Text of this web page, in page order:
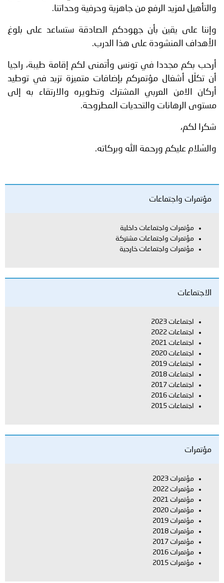
والتأهيل لمزيد الرفع من جاهزية وحرفية وحداتنا.
وإننا على يقين بأن جهودكم الصادقة ستساعد على بلوغ
الأهداف المنشودة على هذا الدرب.
أرحب بكم مجددا في تونس وأتمنى لكم إقامة طيبة، راجيا
أن تكلّل أشغال مؤتمركم بإضافات متميزة تزيد في توطيد
أركان الامن العربي المشترك وتطويره والارتقاء به إلى
مستوى الرهانات والتحديات المطروحة.
شكرا لكم،
والسّلام عليكم ورحمة الله وبركاته.
مؤتمرات واجتماعات
مؤتمرات واجتماعات داخلية
مؤتمرات واجتماعات مشتركة
مؤتمرات واجتماعات خارجية
الاجتماعات
اجتماعات 2023
اجتماعات 2022
اجتماعات 2021
اجتماعات 2020
اجتماعات 2019
اجتماعات 2018
اجتماعات 2017
اجتماعات 2016
اجتماعات 2015
مؤتمرات
مؤتمرات 2023
مؤتمرات 2022
مؤتمرات 2021
مؤتمرات 2020
مؤتمرات 2019
مؤتمرات 2018
مؤتمرات 2017
مؤتمرات 2016
مؤتمرات 2015